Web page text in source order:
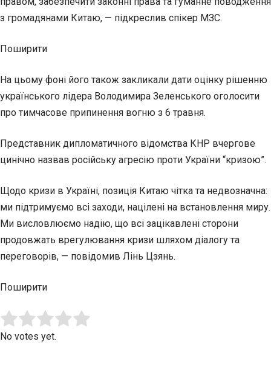
з громадянами Китаю, — підкреслив спікер МЗС.
Поширити
На цьому фоні його також закликали дати оцінку рішенню
українського лідера Володимира Зеленського оголосити
про тимчасове припинення вогню з 6 травня.
Представник дипломатичного відомства КНР вчергове
цинічно назвав російську агресію проти України “кризою”.
Щодо кризи в Україні, позиція Китаю чітка та недвозначна:
ми підтримуємо всі заходи, націлені на встановлення миру.
Ми висловлюємо надію, що всі зацікавлені сторони
продовжать врегулювання кризи шляхом діалогу та
переговорів, — повідомив Лінь Цзянь.
Поширити
Rate this item:
No votes yet.